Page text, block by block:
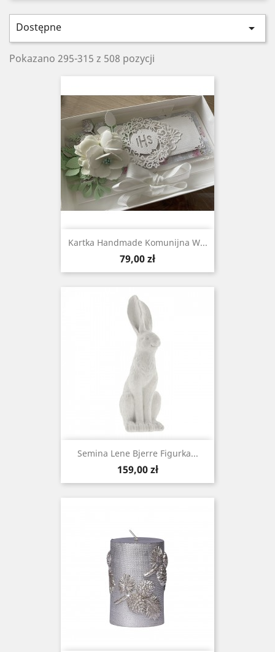
Dostępne 
Pokazano 295-315 z 508 pozycji
Kartka Handmade Komunijna W...
Cena
79,00 zł
Semina Lene Bjerre Figurka...
Cena
159,00 zł